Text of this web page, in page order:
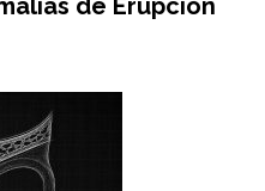
de Erupción